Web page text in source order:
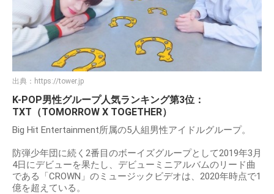
出典： https://tower.jp
K-POP男性グループ人気ランキング第3位：
TXT（TOMORROW X TOGETHER）
Big Hit Entertainment所属の5人組男性アイドルグループ。
防弾少年団に続く2番目のボーイズグループとして2019年3月
4日にデビューを果たし、デビューミニアルバムのリード曲
である「CROWN」のミュージックビデオは、2020年時点で1
億を超えている。